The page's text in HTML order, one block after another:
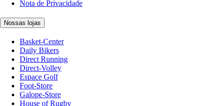
Nota de Privacidade
Nossas lojas
Basket-Center
Daily Bikers
Direct Running
Direct-Volley
Espace Golf
Foot-Store
Galope-Store
House of Rugby